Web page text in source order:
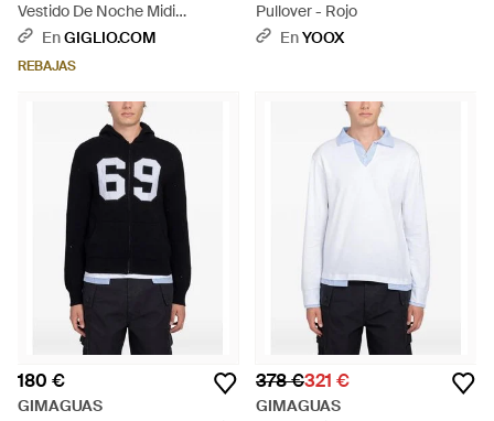
Vestido De Noche Midi
Asimétrico Y Drapeado En
Descubiertos - Rosa
EnGIGLIO.COM
REBAJAS
Pullover - Rojo
EnYOOX
180 €
GIMAGUAS
378 €321 €
GIMAGUAS